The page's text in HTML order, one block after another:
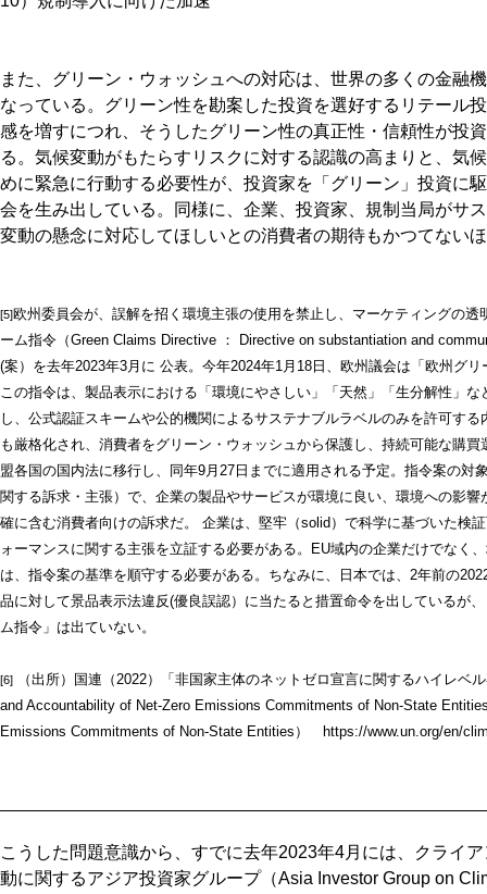
また、グリーン・ウォッシュへの対応は、世界の多くの金融
なっている。グリーン性を勘案した投資を選好するリテール
感を増すにつれ、そうしたグリーン性の真正性・信頼性が投
る。気候変動がもたらすリスクに対する認識の高まりと、気
めに緊急に行動する必要性が、投資家を「グリーン」投資に
会を生み出している。同様に、企業、投資家、規制当局がサ
変動の懸念に対応してほしいとの消費者の期待もかつてない
[5]欧州委員会が、誤解を招く環境主張の使用を禁止し、マーケティングの
ーム指令（Green Claims Directive ： Directive on substantiation and
(案）を去年2023年3月に 公表。今年2024年1月18日、欧州議会は「欧州グ
この指令は、製品表示における「環境にやさしい」「天然」「生分解性」
し、公式認証スキームや公的機関によるサステナブルラベルのみを許可す
も厳格化され、消費者をグリーン・ウォッシュから保護し、持続可能な購
盟各国の国内法に移行し、同年9月27日までに適用される予定。指令案の対
関する訴求・主張）で、企業の製品やサービスが環境に良い、環境への影
確に含む消費者向けの訴求だ。 企業は、堅牢（solid）で科学に基づいた検
ォーマンスに関する主張を立証する必要がある。EU域内の企業だけでなく
は、指令案の基準を順守する必要がある。ちなみに、日本では、2年前の
品に対して景品表示法違反(優良誤認）に当たると措置命令を出しているが
ム指令」は出ていない。
[6]
（出所）国連（2022）「非国家主体のネットゼロ宣言に関するハイレベ
and Accountability of Net-Zero Emissions Commitments of Non-State
Emissions Commitments of Non-State Entities） https://www.un.org/en/
こうした問題意識から、すでに去年2023年4月には、クライ
動に関するアジア投資家グループ（Asia Investor Group on